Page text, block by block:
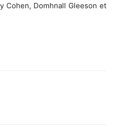
Cohen, Domhnall Gleeson et